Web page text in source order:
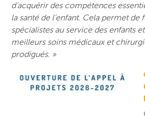
d’acquérir des compétences
la santé de l’enfant. Cela permet
spécialistes au service des enfants
meilleurs soins médicaux et
prodigués. »